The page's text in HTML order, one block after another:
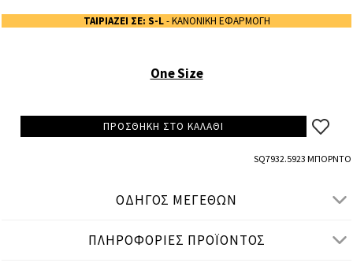
ΤΑΙΡΙΑΖΕΙ ΣΕ: S-L- ΚΑΝΟΝΙΚΗ ΕΦΑΡΜΟΓΗ
One Size
ΠΡΟΣΘΗΚΗ ΣΤΟ ΚΑΛΑΘΙ
SQ7932.5923 ΜΠΟΡΝΤΟ
ΟΔΗΓΟΣ ΜΕΓΕΘΩΝ
● ΚΑΝΟΝΙΚΗ ΕΦΑΡΜΟΓΗΠΛΗΡΟΦΟΡΙΕΣ ΠΡΟΪΟΝΤΟΣ